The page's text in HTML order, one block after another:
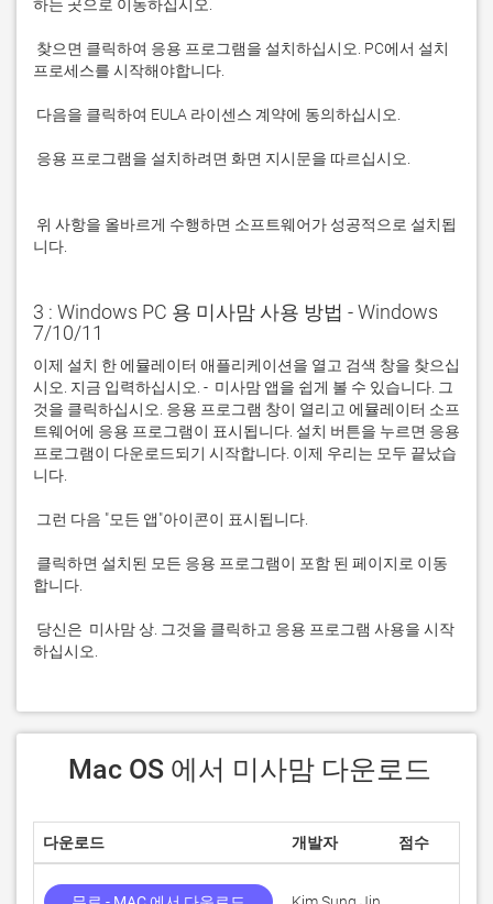
니다.
3 : Windows PC 용 미사맘 사용 방법 - Windows
7/10/11
이제 설치 한 에뮬레이터 애플리케이션을 열고 검색 창을 찾으십
시오. 지금 입력하십시오. -  미사맘 앱을 쉽게 볼 수 있습니다. 그
것을 클릭하십시오. 응용 프로그램 창이 열리고 에뮬레이터 소프
트웨어에 응용 프로그램이 표시됩니다. 설치 버튼을 누르면 응용
프로그램이 다운로드되기 시작합니다. 이제 우리는 모두 끝났습
하십시오.
Mac OS 에서 미사맘 다운로드
다운로드 개발자 점수